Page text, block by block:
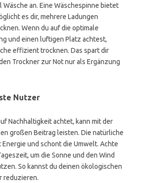
Wäsche an. Eine Wäschespinne bietet
es dir, mehrere Ladungen
Wenn du auf die optimale
und einen luftigen Platz achtest,
effizient trocknen. Das spart dir
Trockner zur Not nur als Ergänzung
Nutzer
Nachhaltigkeit achtet, kann mit der
großen Beitrag leisten. Die natürliche
und schont die Umwelt. Achte
um die Sonne und den Wind
So kannst du deinen ökologischen
reduzieren.